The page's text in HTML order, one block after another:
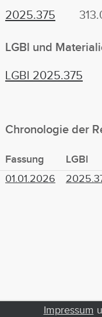
2025.375
LGBl und
LGBl 2025.375
Chronologie der
Fassung LGBl
01.01.2026
Impressum